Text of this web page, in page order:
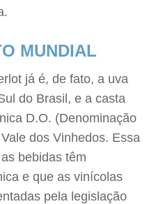
MUNDIAL
já é, de fato, a uva
do Brasil, e a casta
D.O. (Denominação
dos Vinhedos. Essa
bebidas têm
e que as vinícolas
pela legislação